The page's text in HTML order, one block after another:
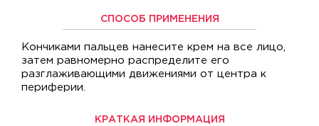
СПОСОБ ПРИМЕНЕНИЯ
Кончиками пальцев нанесите крем на все лицо,
затем равномерно распределите его
разглаживающими движениями от центра к
периферии.
КРАТКАЯ ИНФОРМАЦИЯ